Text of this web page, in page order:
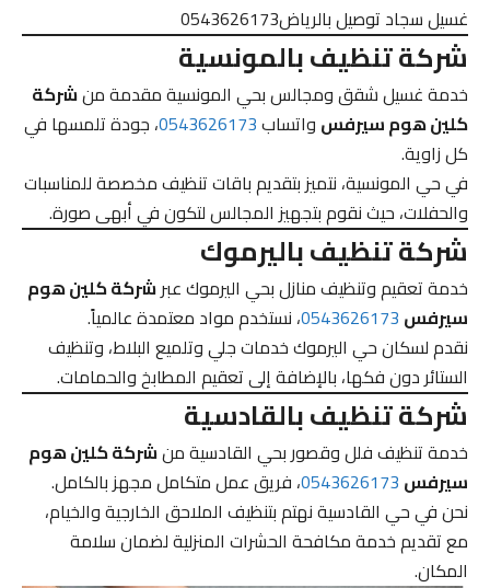
غسيل سجاد توصيل بالرياض0543626173
شركة تنظيف بالمونسية
خدمة غسيل شقق ومجالس بحي المونسية مقدمة منشركة
كلين هوم سيرفسواتساب0543626173، جودة تلمسها في
كل زاوية.
في حي المونسية، نتميز بتقديم باقات تنظيف مخصصة للمناسبات
والحفلات، حيث نقوم بتجهيز المجالس لتكون في أبهى صورة.
شركة تنظيف باليرموك
خدمة تعقيم وتنظيف منازل بحي اليرموك عبرشركة كلين هوم
سيرفس0543626173، نستخدم مواد معتمدة عالمياً.
نقدم لسكان حي اليرموك خدمات جلي وتلميع البلاط، وتنظيف
الستائر دون فكها، بالإضافة إلى تعقيم المطابخ والحمامات.
شركة تنظيف بالقادسية
خدمة تنظيف فلل وقصور بحي القادسية منشركة كلين هوم
سيرفس0543626173، فريق عمل متكامل مجهز بالكامل.
نحن في حي القادسية نهتم بتنظيف الملاحق الخارجية والخيام،
مع تقديم خدمة مكافحة الحشرات المنزلية لضمان سلامة
المكان.